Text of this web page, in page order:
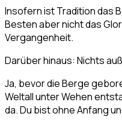
Insofern ist Tradition das
Besten aber nicht das
Vergangenheit.
Darüber hinaus: Nichts
Ja, bevor die Berge
Weltall unter Wehen
da. Du bist ohne Anfang